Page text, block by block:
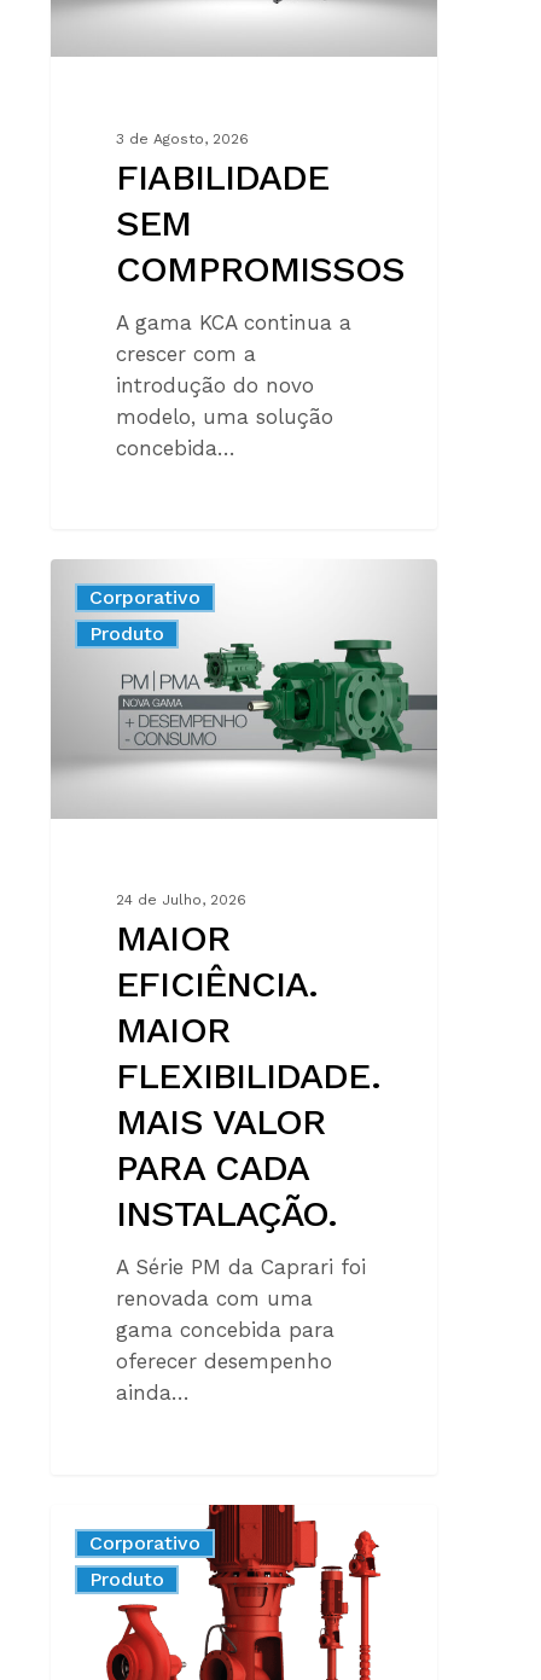
3 de Agosto, 2026
FIABILIDADE
SEM
COMPROMISSOS
A gama KCA continua a
crescer com a
introdução do novo
modelo, uma solução
concebida…
EFICIÊNCIA.
MAIOR
FLEXIBILIDADE.
PARA
INSTALAÇÃO.
Corporativo
New
Produto
24 de Julho, 2026
MAIOR
EFICIÊNCIA.
MAIOR
FLEXIBILIDADE.
MAIS VALOR
PARA CADA
INSTALAÇÃO.
A Série PM da Caprari foi
renovada com uma
gama concebida para
oferecer desempenho
ainda…
FIGHTING
PUMPS:
REGULATORY
REQUIREMENTS
Corporativo
New
Produto